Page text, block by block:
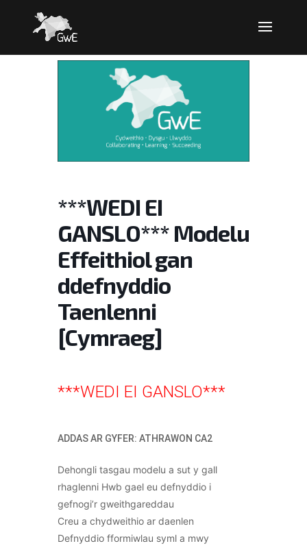
***WEDI EI
GANSLO*** Modelu
Effeithiol gan
ddefnyddio
Taenlenni
[Cymraeg]
***WEDI EI GANSLO***
ADDAS AR GYFER: ATHRAWON CA2
Dehongli tasgau modelu a sut y gall
rhaglenni Hwb gael eu defnyddio i
gefnogi’r gweithgareddau
Creu a chydweithio ar daenlen
Defnyddio fformiwlau syml a mwy